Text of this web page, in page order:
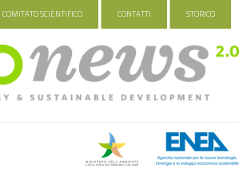
COMITATO SCIENTIFICO CONTATTI STORICO